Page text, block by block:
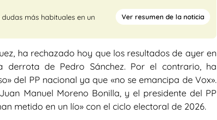
más habituales en un
Ver resumen de la noticia
ha rechazado hoy que los resultados de ayer en
derrota de Pedro Sánchez. Por el contrario, ha
del PP nacional ya que «no se emancipa de Vox».
Manuel Moreno Bonilla, y el presidente del PP
metido en un lío» con el ciclo electoral de 2026.